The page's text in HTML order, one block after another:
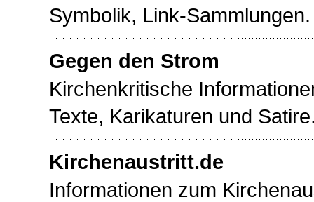
Symbolik, Link-Sammlungen.
Gegen den Strom
Kirchenkritische
Texte, Karikaturen und
Kirchenaustritt.de
Informationen zum